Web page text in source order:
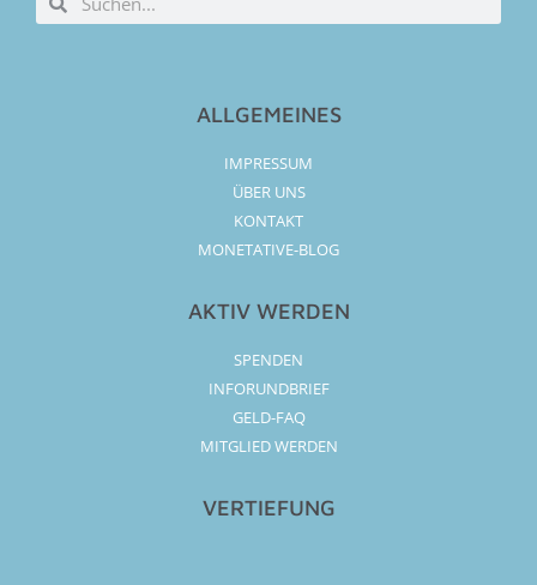
ALLGEMEINES
IMPRESSUM
ÜBER UNS
KONTAKT
MONETATIVE-BLOG
AKTIV WERDEN
SPENDEN
INFORUNDBRIEF
GELD-FAQ
MITGLIED WERDEN
VERTIEFUNG